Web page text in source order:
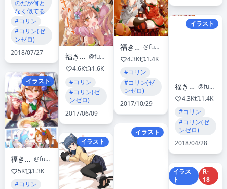
のだが何と
なく似てる
#コリン
#コリン(ゼ
ンゼロ)
2018/07/27
イラスト
福きつね🦊
@fuku_fox
5K
1.3K
#コリン
福きつね🦊
@fuku_fox
4.6K
1.6K
#コリン
#コリン(ゼ
ンゼロ)
2017/06/09
イラスト
福きつね🦊
@fuku_fox
4.3K
1.4K
#コリン
#コリン(ゼ
ンゼロ)
2017/10/29
イラスト
イラスト
福きつね🦊
@fuku_fox
4.3K
1.4K
#コリン
#コリン(ゼ
ンゼロ)
2018/04/28
イラス
ト
R-
18